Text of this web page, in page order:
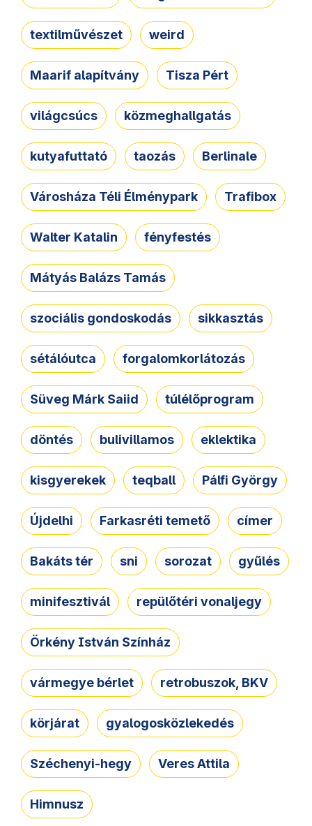
textilművészet weird
Maarif alapítvány Tisza Pért
világcsúcs közmeghallgatás
kutyafuttató taozás Berlinale
Városháza Téli Élménypark Trafibox
Walter Katalin fényfestés
Mátyás Balázs Tamás
szociális gondoskodás sikkasztás
sétálóutca forgalomkorlátozás
Süveg Márk Saiid túlélőprogram
döntés bulivillamos eklektika
kisgyerekek teqball Pálfi György
Újdelhi Farkasréti temető címer
Bakáts tér sni sorozat gyűlés
minifesztivál repülőtéri vonaljegy
Örkény István Színház
vármegye bérlet retrobuszok, BKV
körjárat gyalogosközlekedés
Széchenyi-hegy Veres Attila
Himnusz